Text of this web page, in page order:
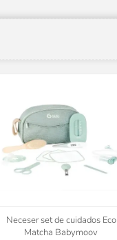
Neceser set de cuidados Eco
Matcha Babymoov